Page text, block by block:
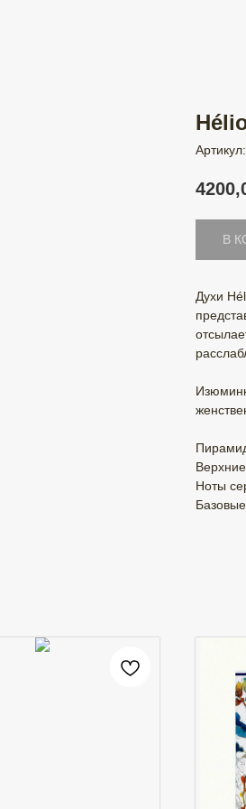
Артикул:
В
Духи
Ноты